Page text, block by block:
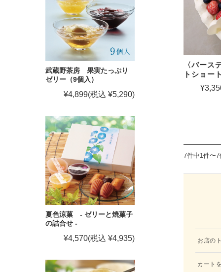
〈バース
トショー
7件中1件〜
お店の
カート
武蔵野茶房 果実たっぷり
ゼリー（9個入）
¥4,899(税込 ¥5,290)
夏色涼菓 - ゼリーと焼菓子
の詰合せ -
¥4,570(税込 ¥4,935)